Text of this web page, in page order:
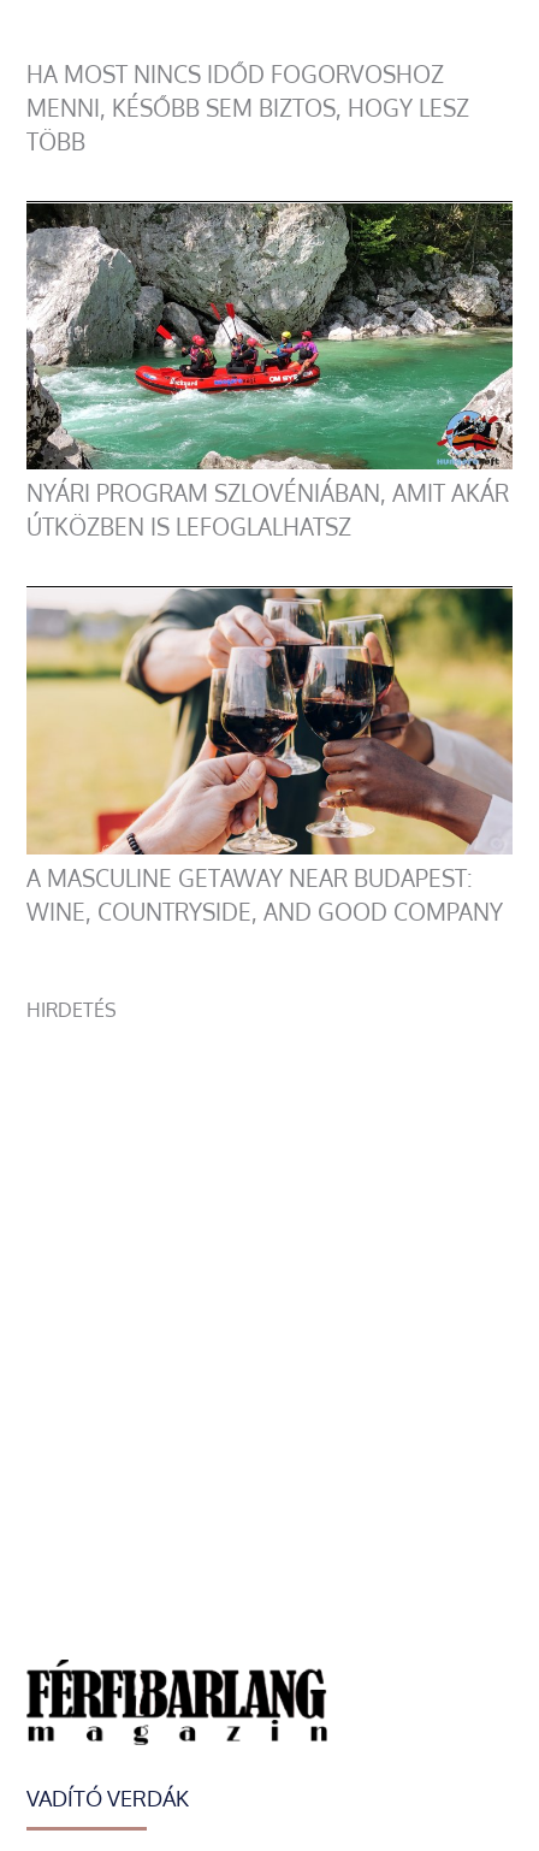
HA MOST NINCS IDŐD FOGORVOSHOZ
MENNI, KÉSŐBB SEM BIZTOS, HOGY LESZ
TÖBB
NYÁRI PROGRAM SZLOVÉNIÁBAN, AMIT AKÁR
ÚTKÖZBEN IS LEFOGLALHATSZ
A MASCULINE GETAWAY NEAR BUDAPEST:
WINE, COUNTRYSIDE, AND GOOD COMPANY
HIRDETÉS
VADÍTÓ VERDÁK